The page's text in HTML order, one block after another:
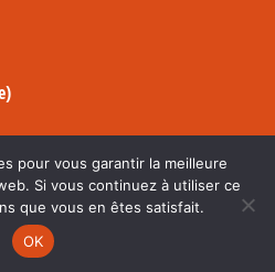
pour vous garantir la meilleure
Si vous continuez à utiliser ce
que vous en êtes satisfait.
OK